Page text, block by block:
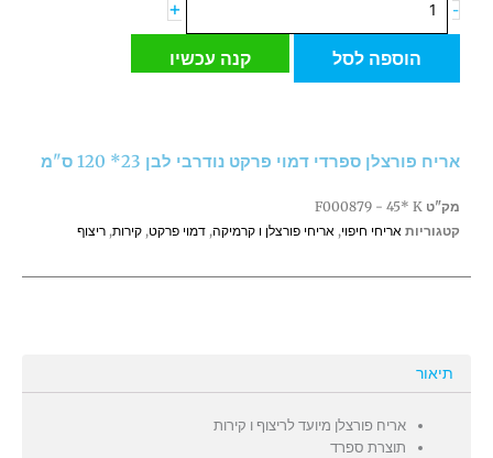
-
של
פורצלן
נודרבי
23*
120
+
הוספה לסל קנה עכשיו
אריח פורצלן ספרדי דמוי פרקט נודרבי לבן 23* 120 ס"מ
מק"ט F000879 - 45* K
קטגוריות אריחי חיפוי, אריחי פורצלן ו קרמיקה, דמוי פרקט, קירות, ריצוף
תיאור
אריח פורצלן מיועד לריצוף ו קירות
תוצרת ספרד